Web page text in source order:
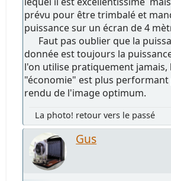
prévu pour être trimbalé et
puissance sur un écran de 4
Faut pas oublier que la
donnée est toujours la
l'on utilise pratiquement jamais,
"économie" est plus
rendu de l'image optimum.
La photo! retour vers le passé
Gus